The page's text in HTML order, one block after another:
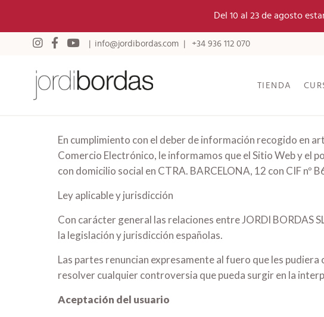
Del 10 al 23 de agosto
info@jordibordas.com +34 936 112 070
TIENDA
Aviso legal
En cumplimiento con el deber de información recogido en
Comercio Electrónico, le informamos que el Sitio Web y el
con domicilio social en CTRA. BARCELONA, 12 con CIF
Ley aplicable y jurisdicción
Con carácter general las relaciones entre JORDI BORDAS
la legislación y jurisdicción españolas.
Las partes renuncian expresamente al fuero que les
resolver cualquier controversia que pueda surgir en la
Aceptación del usuario